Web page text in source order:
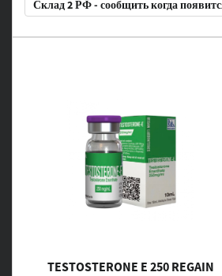
Склад 2 РФ - сообщить когда
TESTOSTERONE E 250 REGAIN